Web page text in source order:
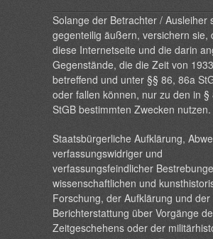
Solange der Betrachter / Ausleiher
gegenteilig äußern, versichern sie,
diese Internetseite und die darin
Gegenstände, die die Zeit von
betreffend und unter §§ 86, 86a
oder fallen können, nur zu den in §
StGB bestimmten Zwecken nutzen.
Staatsbürgerliche Aufklärung,
verfassungswidriger und
verfassungsfeindlicher
wissenschaftlichen und
Forschung, der Aufklärung und der
Berichterstattung über Vorgänge
Zeitgeschehens oder der